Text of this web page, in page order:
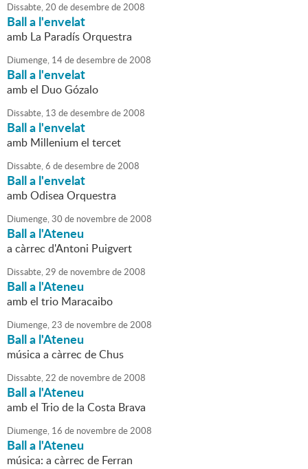
Dissabte,20 dedesembrede2008
Ball a l'envelat
amb La Paradís Orquestra
Diumenge, 14dedesembrede2008
Ball a l'envelat
amb el Duo Gózalo
Dissabte, 13 dedesembrede2008
Ball a l'envelat
amb Millenium el tercet
Dissabte,6 dedesembrede2008
Ball a l'envelat
amb Odisea Orquestra
Diumenge,30 de novembrede2008
Ball a l'Ateneu
a càrrec d'Antoni Puigvert
Dissabte,29 de novembrede2008
Ball a l'Ateneu
amb el trio Maracaibo
Diumenge,23 de novembrede2008
Ball a l'Ateneu
música a càrrec de Chus
Dissabte,22 de novembrede2008
Ball a l'Ateneu
amb el Trio de la Costa Brava
Diumenge, 16 de novembrede2008
Ball a l'Ateneu
música: a càrrec de Ferran